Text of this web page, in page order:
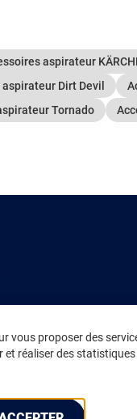
aspirateur
Dirt Devil
Tornado
vous proposer des
et réaliser des